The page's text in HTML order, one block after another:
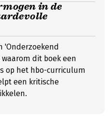
in de
'Onderzoekend
dit boek een
op het hbo-curriculum
een kritische